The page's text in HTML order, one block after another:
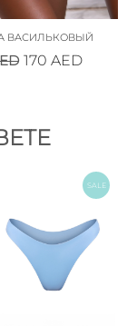
ВАСИЛЬКОВЫЙ
170 AED
SALE